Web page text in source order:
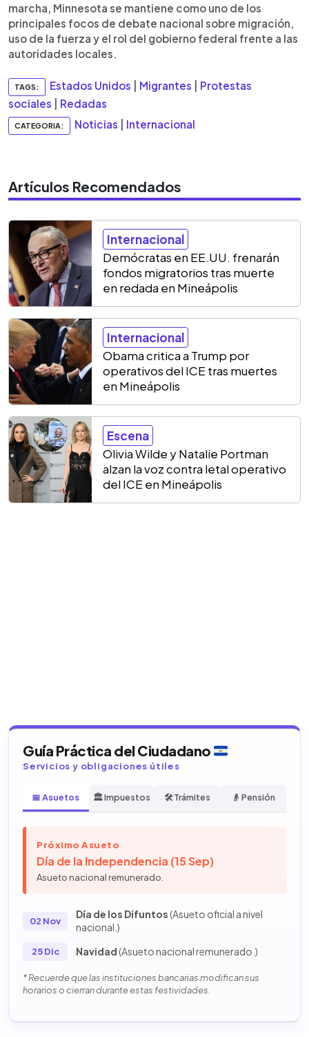
marcha, Minnesota se mantiene como uno de los
principales focos de debate nacional sobre migración,
uso de la fuerza y el rol del gobierno federal frente a las
autoridades locales.
TAGS: Estados Unidos Migrantes
Protestas
sociales
Redadas
CATEGORIA: Noticias Internacional
Artículos Recomendados
Internacional
Demócratas en EE.UU. frenarán
fondos migratorios tras muerte
en redada en Mineápolis
Internacional
Obama critica a Trump por
operativos del ICE tras muertes
en Mineápolis
Escena
Olivia Wilde y Natalie Portman
alzan la voz contra letal operativo
del ICE en Mineápolis
Guía Práctica del Ciudadano
Servicios y obligaciones útiles
📅 Asuetos 🏛️ Impuestos 🛠️ Trámites 👴 Pensión
Próximo Asueto
Día de la Independencia (15 Sep)
Asueto nacional remunerado.
02 Nov
Día de los Difuntos(Asueto oficial a nivel
nacional.)
25 Dic Navidad(Asueto nacional remunerado.)
* Recuerde que las instituciones bancarias modifican sus
horarios o cierran durante estas festividades.